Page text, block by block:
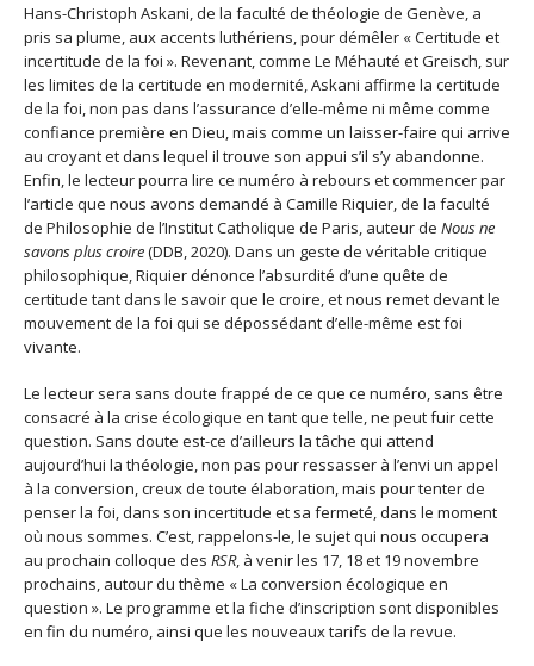
Hans-Christoph Askani, de la faculté de théologie de Genève, a
pris sa plume, aux accents luthériens, pour démêler « Certitude et
incertitude de la foi ». Revenant, comme Le Méhauté et Greisch, sur
les limites de la certitude en modernité, Askani affirme la certitude
de la foi, non pas dans l’assurance d’elle-même ni même comme
confiance première en Dieu, mais comme un laisser-faire qui arrive
au croyant et dans lequel il trouve son appui s’il s’y abandonne.
Enfin, le lecteur pourra lire ce numéro à rebours et commencer par
l’article que nous avons demandé à Camille Riquier, de la faculté
de Philosophie de l’Institut Catholique de Paris, auteur de Nous ne
savons plus croire(DDB, 2020). Dans un geste de véritable critique
philosophique, Riquier dénonce l’absurdité d’une quête de
certitude tant dans le savoir que le croire, et nous remet devant le
mouvement de la foi qui se dépossédant d’elle-même est foi
vivante.
Le lecteur sera sans doute frappé de ce que ce numéro, sans être
consacré à la crise écologique en tant que telle, ne peut fuir cette
question. Sans doute est-ce d’ailleurs la tâche qui attend
aujourd’hui la théologie, non pas pour ressasser à l’envi un appel
à la conversion, creux de toute élaboration, mais pour tenter de
penser la foi, dans son incertitude et sa fermeté, dans le moment
où nous sommes. C’est, rappelons-le, le sujet qui nous occupera
au prochain colloque des RSR, à venir les 17, 18 et 19 novembre
prochains, autour du thème « La conversion écologique en
question ». Le programme et la fiche d’inscription sont disponibles
en fin du numéro, ainsi que les nouveaux tarifs de la revue.